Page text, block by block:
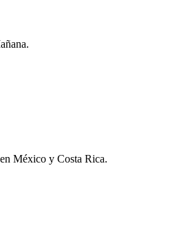
México y Costa Rica.